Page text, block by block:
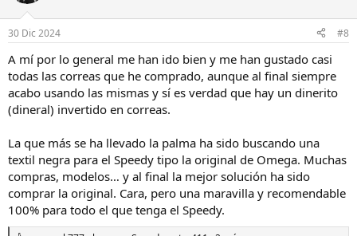
o
n
e
s
30 Dic 2024 #8
A mí por lo general me han ido bien y me han gustado casi
todas las correas que he comprado, aunque al final siempre
acabo usando las mismas y sí es verdad que hay un dinerito
(dineral) invertido en correas.
La que más se ha llevado la palma ha sido buscando una
textil negra para el Speedy tipo la original de Omega. Muchas
compras, modelos… y al final la mejor solución ha sido
comprar la original. Cara, pero una maravilla y recomendable
100% para todo el que tenga el Speedy.